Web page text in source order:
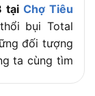
tạiChợ Tiêu
bụi Total
đối tượng
ta cùng tìm